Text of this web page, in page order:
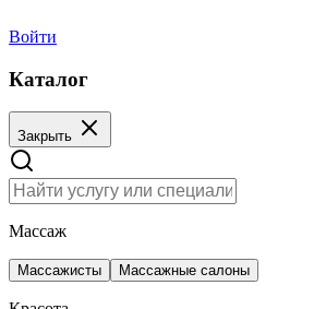
Войти
Каталог
Закрыть
Массаж
Массажисты Массажные салоны